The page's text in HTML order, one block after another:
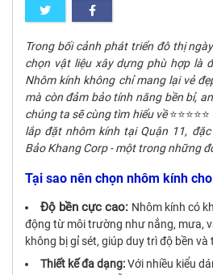
Trong bối cảnh phát triển đô thị
chọn vật liệu xây dựng phù hợp là
Nhôm kính không chỉ mang lại vẻ
mà còn đảm bảo tính năng bền bỉ,
chúng ta sẽ cùng tìm hiểu về⭐⭐⭐⭐⭐
lắp đặt nhôm kính tại Quận 11,
Bảo Khang Corp - một trong những
Tại sao nên chọn nhôm kính
Độ bền cực cao: Nhôm kính có
động từ môi trường như nắng, mưa,
không bị gỉ sét, giúp duy trì độ bền
Thiết kế đa dạng:Với nhiều kiểu